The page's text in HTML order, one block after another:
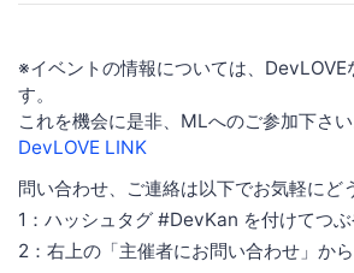
※イベントの情報については、DevLOVE
す。
これを機会に是非、MLへのご参加下さい
DevLOVE LINK
問い合わせ、ご連絡は以下でお気軽にど
1：ハッシュタグ #DevKan を付けてつぶ
2：右上の「主催者にお問い合わせ」か